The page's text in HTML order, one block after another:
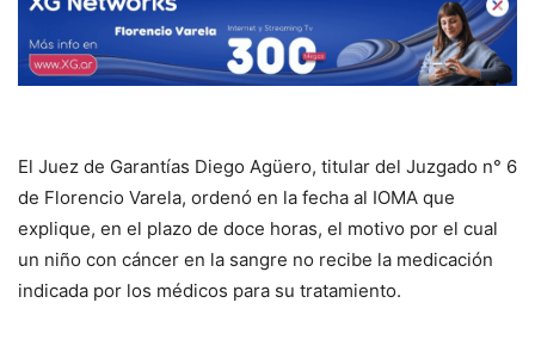
El Juez de Garantías Diego Agüero, titular del Juzgado n° 6
de Florencio Varela, ordenó en la fecha al IOMA que
explique, en el plazo de doce horas, el motivo por el cual
un niño con cáncer en la sangre no recibe la medicación
indicada por los médicos para su tratamiento.